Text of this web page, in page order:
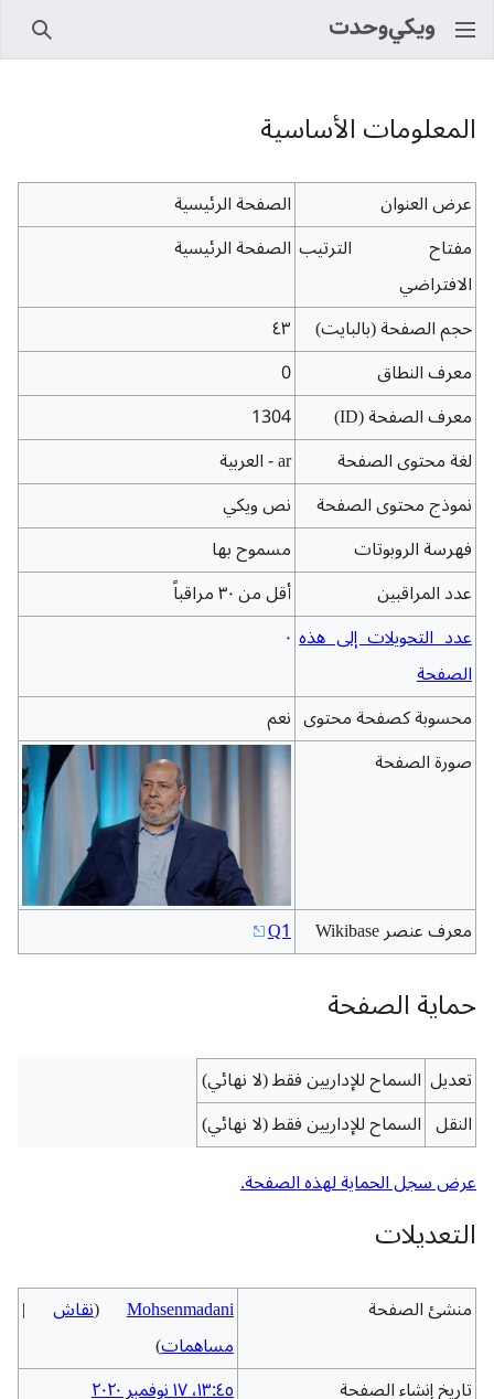
بحث
المعلومات الأساسية
عرض العنوان
الصفحة الرئيسية
مفتاح الترتيب
الافتراضي
الصفحة الرئيسية
حجم الصفحة (بالبايت)
٤٣
معرف النطاق
0
معرف الصفحة (ID)
1304
لغة محتوى الصفحة
ar - العربية
نموذج محتوى الصفحة
نص ويكي
فهرسة الروبوتات
مسموح بها
عدد المراقبين
أقل من ٣٠ مراقباً
عدد التحويلات إلى هذه
الصفحة
٠
محسوبة كصفحة محتوى نعم
صورة الصفحة
معرف عنصر Wikibase Q1
حماية الصفحة
تعديل السماح للإداريين فقط (لا نهائي)
النقل السماح للإداريين فقط (لا نهائي)
عرض سجل الحماية لهذه الصفحة.
التعديلات
منشئ الصفحة Mohsenmadani
(نقاش |
مساهمات)
تاريخ إنشاء الصفحة
١٣:٤٥، ١٧ نوفمبر ٢٠٢٠